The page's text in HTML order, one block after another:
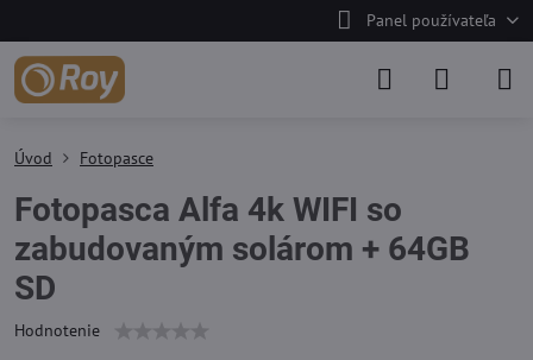
Panel používateľa
Úvod Fotopasce
Fotopasca Alfa 4k WIFI so
zabudovaným solárom + 64GB
SD
Hodnotenie